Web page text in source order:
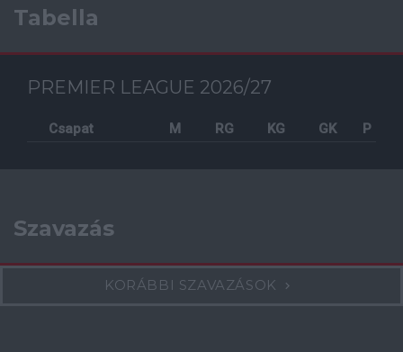
Tabella
PREMIER LEAGUE 2026/27
Csapat M RG KG GK P
Szavazás
KORÁBBI SZAVAZÁSOK